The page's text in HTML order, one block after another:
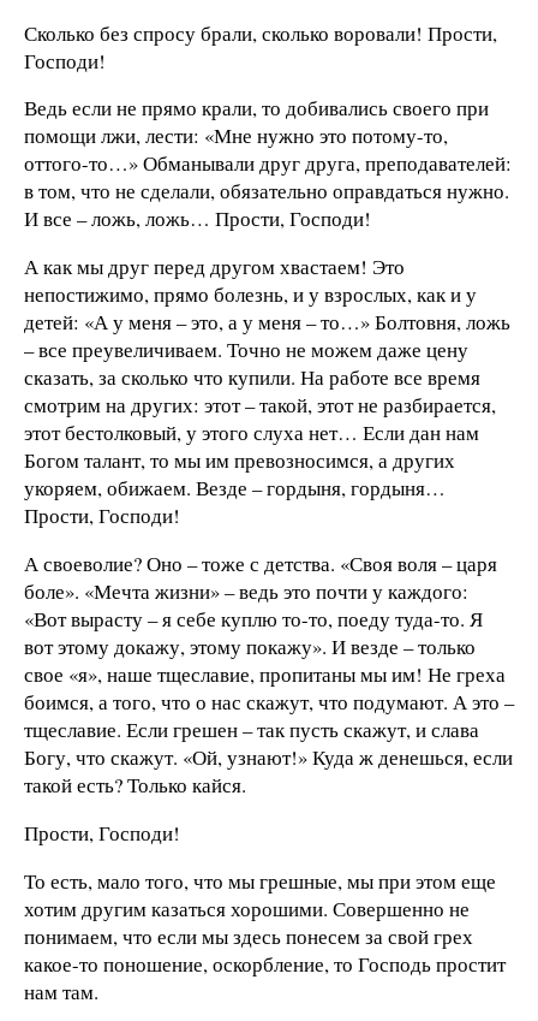
Сколько без спросу брали, сколько воровали! Прости,
Господи!
Ведь если не прямо крали, то добивались своего при
помощи лжи, лести: «Мне нужно это потому-то,
оттого-то…» Обманывали друг друга, преподавателей:
в том, что не сделали, обязательно оправдаться нужно.
И все – ложь, ложь… Прости, Господи!
А как мы друг перед другом хвастаем! Это
непостижимо, прямо болезнь, и у взрослых, как и у
детей: «А у меня – это, а у меня – то…» Болтовня, ложь
– все преувеличиваем. Точно не можем даже цену
сказать, за сколько что купили. На работе все время
смотрим на других: этот – такой, этот не разбирается,
этот бестолковый, у этого слуха нет… Если дан нам
Богом талант, то мы им превозносимся, а других
укоряем, обижаем. Везде – гордыня, гордыня…
Прости, Господи!
А своеволие? Оно – тоже с детства. «Своя воля – царя
боле». «Мечта жизни» – ведь это почти у каждого:
«Вот вырасту – я себе куплю то-то, поеду туда-то. Я
вот этому докажу, этому покажу». И везде – только
свое «я», наше тщеславие, пропитаны мы им! Не греха
боимся, а того, что о нас скажут, что подумают. А это –
тщеславие. Если грешен – так пусть скажут, и слава
Богу, что скажут. «Ой, узнают!» Куда ж денешься, если
такой есть? Только кайся.
Прости, Господи!
То есть, мало того, что мы грешные, мы при этом еще
хотим другим казаться хорошими. Совершенно не
понимаем, что если мы здесь понесем за свой грех
какое-то поношение, оскорбление, то Господь простит
нам там.